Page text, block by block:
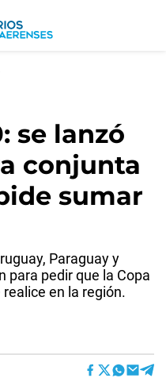
se lanzó
conjunta
sumar
Paraguay y
para pedir que la Copa
en la región.